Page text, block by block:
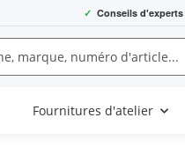
✓ Conseils d'experts
Fournitures d'atelier